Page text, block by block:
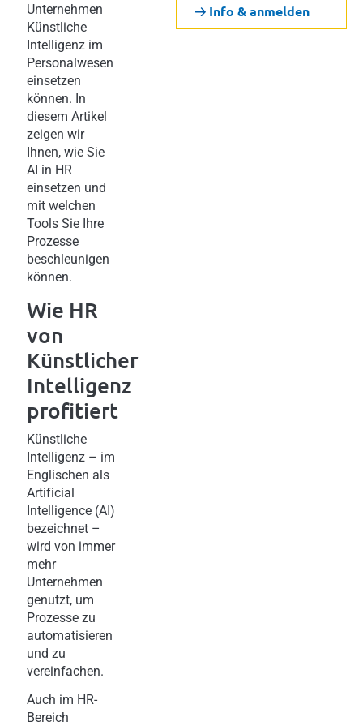
Unternehmen
Künstliche
Intelligenz im
Personalwesen
einsetzen
können. In
diesem Artikel
zeigen wir
Ihnen, wie Sie
AI in HR
einsetzen und
mit welchen
Tools Sie Ihre
Prozesse
beschleunigen
können.
Wie HR
von
Künstlicher
Intelligenz
profitiert
Künstliche
Intelligenz – im
Englischen als
Artificial
Intelligence (AI)
bezeichnet –
wird von immer
mehr
Unternehmen
genutzt, um
Prozesse zu
automatisieren
und zu
vereinfachen.
Auch im HR-
Bereich
Info & anmelden